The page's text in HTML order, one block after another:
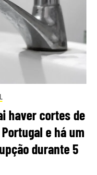
haver cortes de
e há um
durante 5